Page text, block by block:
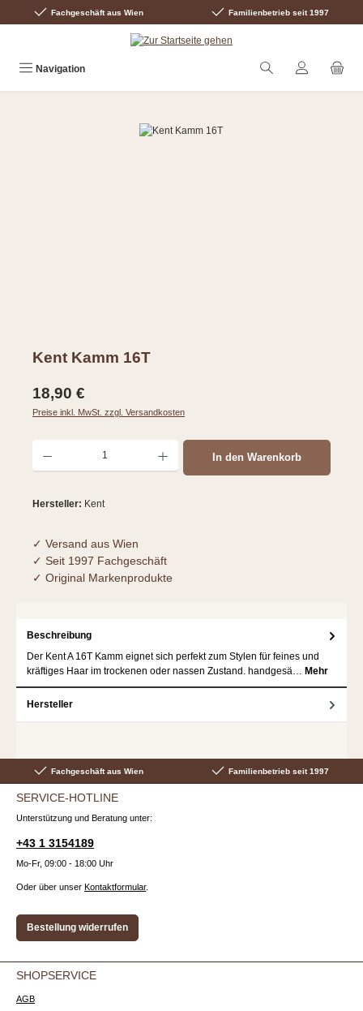
Zum Hauptinhalt springen
Fachgeschäft aus Wien Familienbetrieb seit 1997
Navigation
Bildergalerie überspringen
Kent Kamm 16T
Regulärer Preis:
18,90 €
Preise inkl. MwSt. zzgl. Versandkosten
Produkt Anzahl: Gib den gewünschten Wert ein oder benutze die Schaltflächen um
In den Warenkorb
Hersteller: Kent
✓ Versand aus Wien
✓ Seit 1997 Fachgeschäft
✓ Original Markenprodukte
Beschreibung
Der Kent A 16T Kamm eignet sich perfekt zum Stylen für feines und
kräftiges Haar im trockenen oder nassen Zustand. handgesä… Mehr
Hersteller
Fachgeschäft aus Wien Familienbetrieb seit 1997
SERVICE-HOTLINE
Unterstützung und Beratung unter:
+43 1 3154189
Mo-Fr, 09:00 - 18:00 Uhr
Oder über unser Kontaktformular.
Bestellung widerrufen
SHOPSERVICE
AGB